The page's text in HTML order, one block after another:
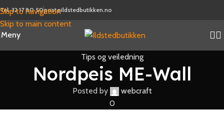
Skip to navigation
Skip to main content
Tel. 32 17 80 50post@ildstedbutikken.no
Meny
Tips og veiledning
Nordpeis ME-Wall
Posted by
webcraft
0